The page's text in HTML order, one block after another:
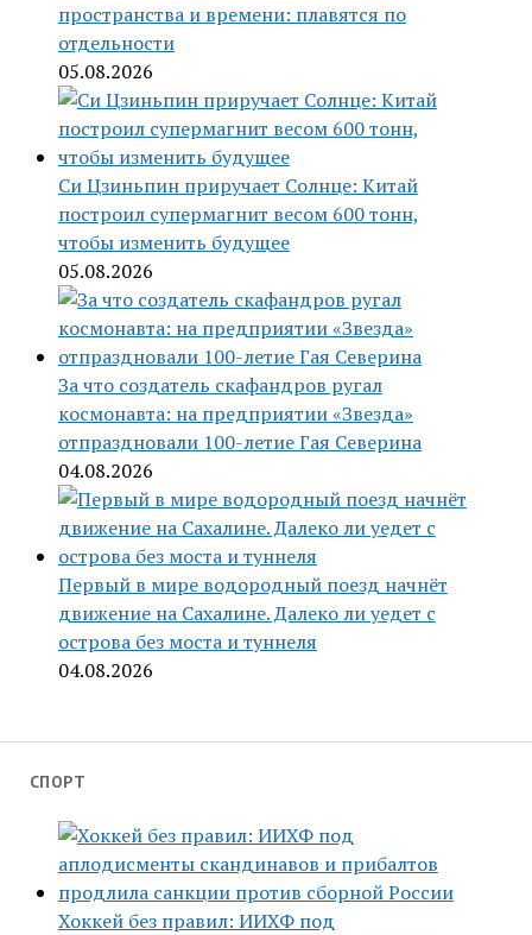
пространства и времени: плавятся по
отдельности
05.08.2026
Си Цзиньпин приручает Солнце: Китай
построил супермагнит весом 600 тонн,
чтобы изменить будущее
05.08.2026
За что создатель скафандров ругал
космонавта: на предприятии «Звезда»
отпраздновали 100-летие Гая Северина
04.08.2026
Первый в мире водородный поезд начнёт
движение на Сахалине. Далеко ли уедет с
острова без моста и туннеля
04.08.2026
СПОРТ
Хоккей без правил: ИИХФ под